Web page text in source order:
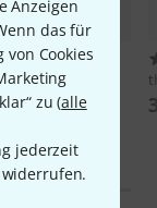
Anzeigen
das für
Cookies
zu (alle
jederzeit
widerrufen.
229
Stand 2